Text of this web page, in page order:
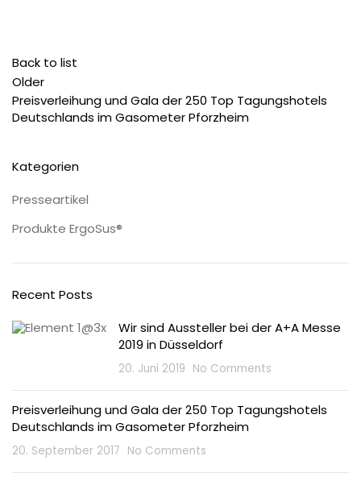
Back to list
Older
Preisverleihung und Gala der 250 Top Tagungshotels
Deutschlands im Gasometer Pforzheim
Kategorien
Presseartikel
Produkte ErgoSus®
Recent Posts
Wir sind Aussteller bei der A+A Messe
2019 in Düsseldorf
20. Juni 2019 No Comments
Preisverleihung und Gala der 250 Top Tagungshotels
Deutschlands im Gasometer Pforzheim
20. September 2017 No Comments